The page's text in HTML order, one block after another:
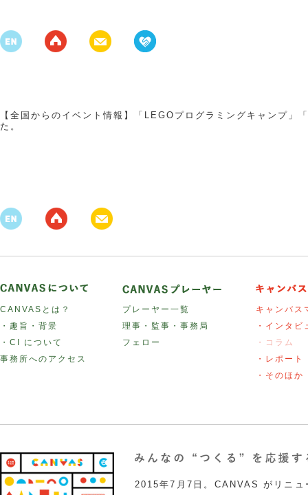
【全国からのイベント情報】「LEGOプログラミングキャンプ
た。
CANVASとは？
・趣旨・背景
・CI について
事務所へのアクセス
プレーヤー一覧
理事・監事・事務局
フェロー
キャンバス
・インタビ
・コラム
・レポート
・そのほか
2015年7月7日。CANVAS がリニュ